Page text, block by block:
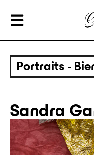
Portraits -
Sandra